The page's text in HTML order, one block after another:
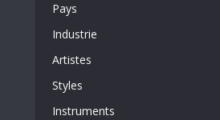
Pays
Industrie
Artistes
Styles
Instruments